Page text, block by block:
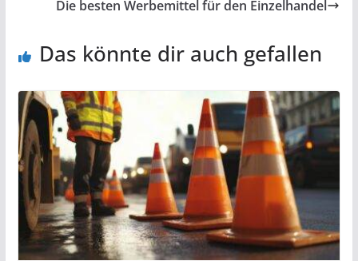
Die besten Werbemittel für den Einzelhandel
Das könnte dir auch gefallen